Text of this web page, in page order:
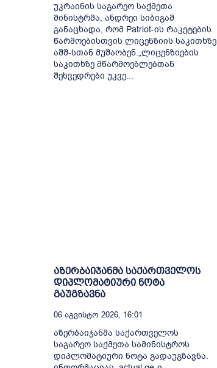
უკრაინის საგარეო საქმეთა
მინისტრმა, ანდრეი სიბიგამ
განაცხადა, რომ Patriot-ის რაკეტების
წარმოებისთვის ლიცენზიის საკითხზე
აშშ-სთან მუშაობენ.„ლიცენზიების
საკითხზე მწარმოებლებთან
შეხვედრები უკვე...
აზერბაიჯანმა საქართველოს
დიპლომატიური ნოტა
გაუგზავნა
06 Აგვისტო 2026, 16:01
აზერბაიჯანმა საქართველოს
საგარეო საქმეთა სამინისტროს
დიპლომატიური ნოტა გადაუგზავნა.